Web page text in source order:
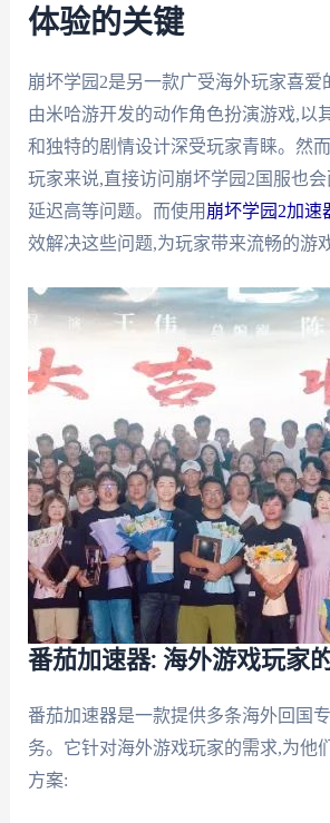
体验的关键
崩坏学园2是另一款广受海外玩家喜爱
由米哈游开发的动作角色扮演游戏,以
和独特的剧情设计深受玩家青睐。然
玩家来说,直接访问崩坏学园2国服也会
延迟高等问题。而使用 崩坏学园2加速
效解决这些问题,为玩家带来流畅的游
番茄加速器: 海外游戏玩家
番茄加速器是一款提供多条海外回国
务。它针对海外游戏玩家的需求,为他
方案: